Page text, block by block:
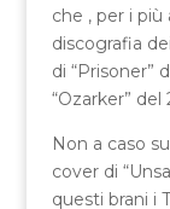
che , per i più
discografia
di “Prisoner”
“Ozarker” del
Non a caso
cover di
questi brani i